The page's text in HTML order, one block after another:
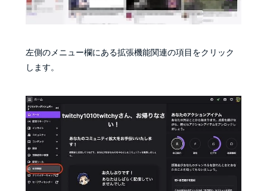
左側のメニュー欄にある拡張機能関連の項目をクリック
します。